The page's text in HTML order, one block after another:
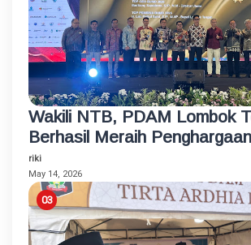
Wakili NTB, PDAM Lombok
Berhasil Meraih
BUMD Bintang 4 Tahun 2026
riki
May 14, 2026